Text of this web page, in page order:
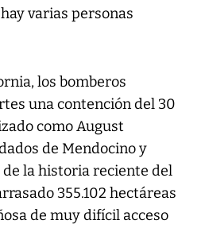
varias personas
los bomberos
una contención del 30
como August
de Mendocino y
la historia reciente del
355.102 hectáreas
de muy difícil acceso